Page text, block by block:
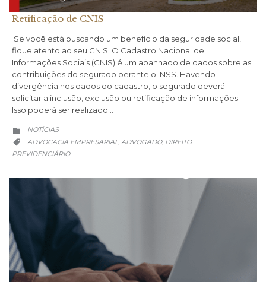
Retificação de CNIS
Se você está buscando um benefício da seguridade social,
fique atento ao seu CNIS! O Cadastro Nacional de
Informações Sociais (CNIS) é um apanhado de dados sobre as
contribuições do segurado perante o INSS. Havendo
divergência nos dados do cadastro, o segurado deverá
solicitar a inclusão, exclusão ou retificação de informações.
Isso poderá ser realizado…
 CATEGORY
NOTÍCIAS
 CATEGORY
ADVOCACIA EMPRESARIAL, ADVOGADO, DIREITO
PREVIDENCIÁRIO